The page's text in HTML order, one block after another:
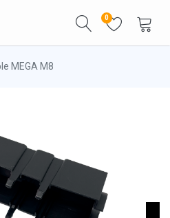
0
MEGA M8